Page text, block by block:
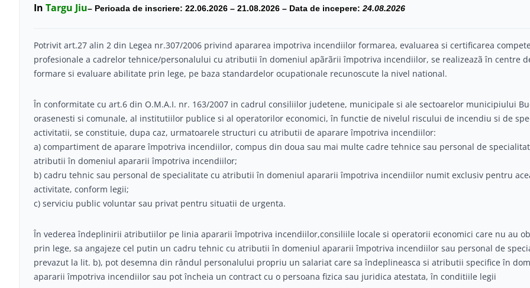
In Targu Jiu– Perioada de inscriere: 22.06.2026 – 21.08.2026 – Data de incepere: 24.08.2026
Potrivit art.27 alin 2 din Legea nr.307/2006 privind apararea impotriva incendiilor formarea, evaluarea si certificarea
profesionale a cadrelor tehnice/personalului cu atributii în domeniul apãrãrii împotriva incendiilor, se realizeazã în centre
formare si evaluare abilitate prin lege, pe baza standardelor ocupationale recunoscute la nivel national.
În conformitate cu art.6 din O.M.A.I. nr. 163/2007 in cadrul consiliilor judetene, municipale si ale sectoarelor municipiului
orasenesti si comunale, al institutiilor publice si al operatorilor economici, în functie de nivelul riscului de incendiu si de
activitatii, se constituie, dupa caz, urmatoarele structuri cu atributii de aparare împotriva incendiilor:
a) compartiment de aparare împotriva incendiilor, compus din doua sau mai multe cadre tehnice sau personal de
atributii în domeniul apararii împotriva incendiilor;
b) cadru tehnic sau personal de specialitate cu atributii în domeniul apararii împotriva incendiilor numit exclusiv pentru
activitate, conform legii;
c) serviciu public voluntar sau privat pentru situatii de urgenta.
În vederea îndeplinirii atributiilor pe linia apararii împotriva incendiilor,consiliile locale si operatorii economici care nu au
prin lege, sa angajeze cel putin un cadru tehnic cu atributii în domeniul apararii împotriva incendiilor sau personal de
prevazut la lit. b), pot desemna din rândul personalului propriu un salariat care sa îndeplineasca si atributii specifice în
apararii împotriva incendiilor sau pot încheia un contract cu o persoana fizica sau juridica atestata, în conditiile legii